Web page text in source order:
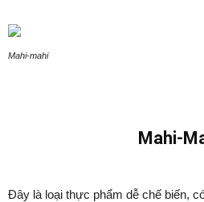
Mahi-mahi
Mahi-
Đây là loại thực phẩm dễ chế biến,